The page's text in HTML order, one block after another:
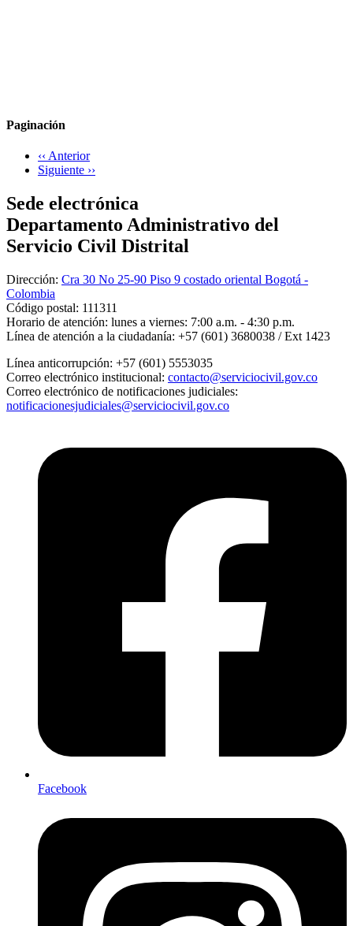
Paginación
‹‹ Anterior
Siguiente ››
Sede electrónica
Departamento Administrativo del
Servicio Civil Distrital
Dirección: Cra 30 No 25-90 Piso 9 costado oriental Bogotá -
Colombia
Código postal: 111311
Horario de atención: lunes a viernes: 7:00 a.m. - 4:30 p.m.
Línea de atención a la ciudadanía: +57 (601) 3680038 / Ext 1423
Línea anticorrupción: +57 (601) 5553035
Correo electrónico institucional: contacto@serviciocivil.gov.co
Correo electrónico de notificaciones judiciales:
notificacionesjudiciales@serviciocivil.gov.co
Facebook